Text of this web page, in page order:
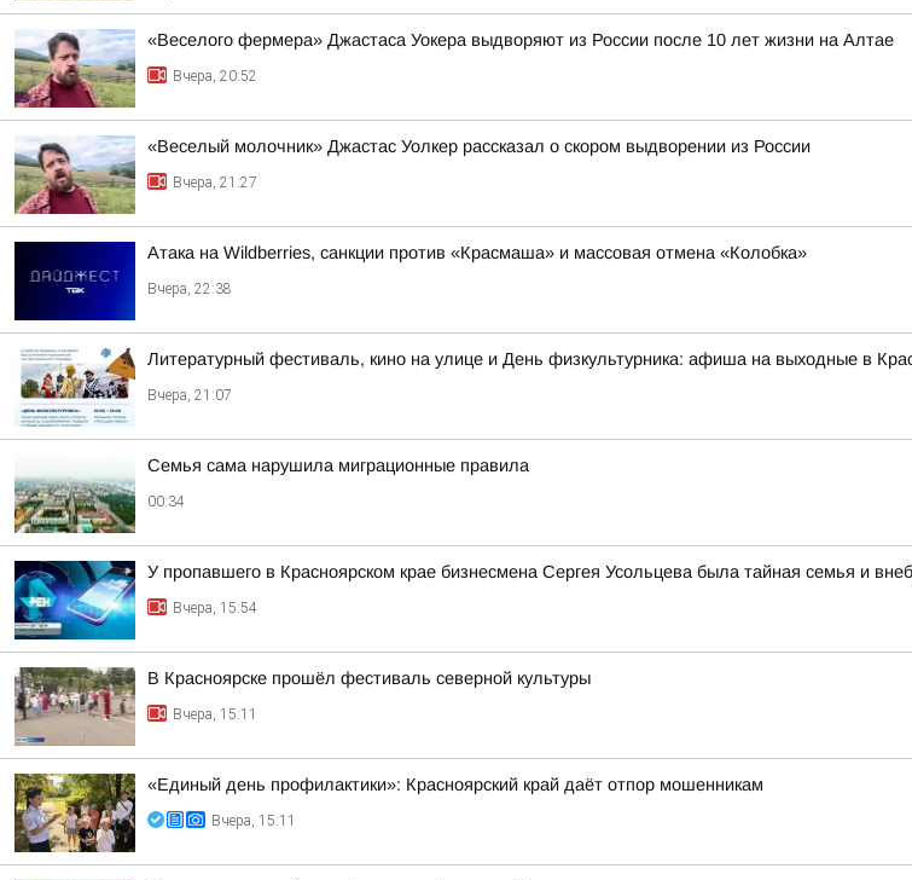
«Веселого фермера» Джастаса Уокера выдворяют из России после 10 лет жизни на Алтае
Вчера, 20:52
«Веселый молочник» Джастас Уолкер рассказал о скором выдворении из России
Вчера, 21:27
Атака на Wildberries, санкции против «Красмаша» и массовая отмена «Колобка»
Вчера, 22:38
Литературный фестиваль, кино на улице и День физкультурника: афиша на выходные в
Вчера, 21:07
Семья сама нарушила миграционные правила
00:34
У пропавшего в Красноярском крае бизнесмена Сергея Усольцева была тайная семья и
Вчера, 15:54
В Красноярске прошёл фестиваль северной культуры
Вчера, 15:11
«Единый день профилактики»: Красноярский край даёт отпор мошенникам
Вчера, 15:11